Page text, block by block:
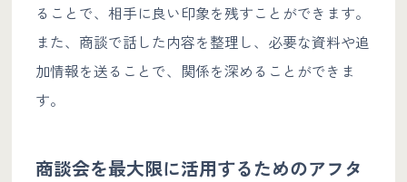
ることで、相手に良い印象を残すことができます。
また、商談で話した内容を整理し、必要な資料や追
加情報を送ることで、関係を深めることができま
す。
商談会を最大限に活用するためのアフタ